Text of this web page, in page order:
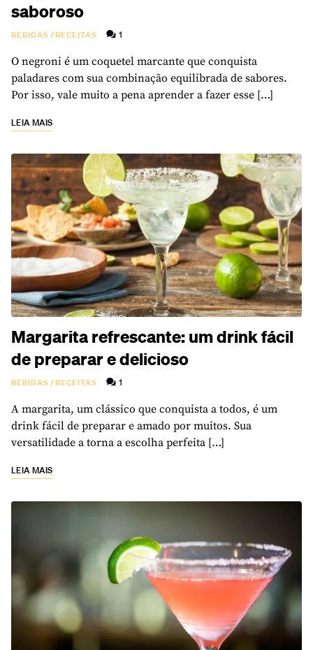
saboroso
BEBIDAS/RECEITAS 1
O negroni é um coquetel marcante que conquista
paladares com sua combinação equilibrada de sabores.
Por isso, vale muito a pena aprender a fazer esse […]
LEIA MAIS
Margarita refrescante: um drink fácil
de preparar e delicioso
BEBIDAS/RECEITAS 1
A margarita, um clássico que conquista a todos, é um
drink fácil de preparar e amado por muitos. Sua
versatilidade a torna a escolha perfeita […]
LEIA MAIS